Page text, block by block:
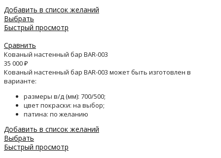
Добавить в список желаний
Выбрать
Быстрый просмотр
Сравнить
Кованый настенный бар BAR-003
35 000₽
Кованый настенный бар BAR-003 может быть изготовлен в
варианте:
размеры в/д (мм): 700/500;
цвет покраски: на выбор;
патина: по желанию
Добавить в список желаний
Выбрать
Быстрый просмотр